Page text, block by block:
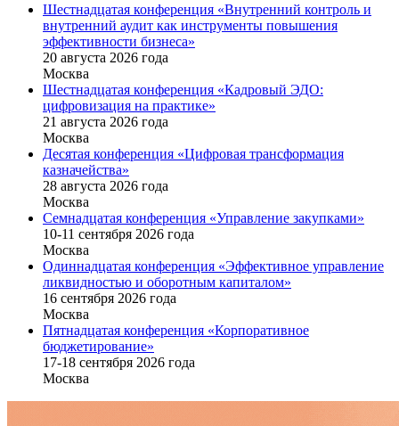
Шестнадцатая конференция «Внутренний контроль и
внутренний аудит как инструменты повышения
эффективности бизнеса»
20 августа 2026 года
Москва
Шестнадцатая конференция «Кадровый ЭДО:
цифровизация на практике»
21 августа 2026 года
Москва
Десятая конференция «Цифровая трансформация
казначейства»
28 августа 2026 года
Москва
Семнадцатая конференция «Управление закупками»
10-11 сентября 2026 года
Москва
Одиннадцатая конференция «Эффективное управление
ликвидностью и оборотным капиталом»
16 cентября 2026 года
Москва
Пятнадцатая конференция «Корпоративное
бюджетирование»
17-18 сентября 2026 года
Москва